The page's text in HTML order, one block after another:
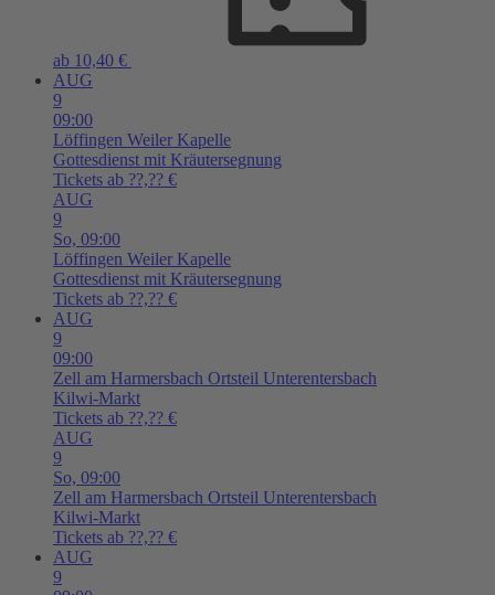
ab 10,40 €
AUG
9
09:00
Löffingen Weiler Kapelle
Gottesdienst mit Kräutersegnung
Tickets ab ??,?? €
AUG
9
So, 09:00
Löffingen Weiler Kapelle
Gottesdienst mit Kräutersegnung
Tickets ab ??,?? €
AUG
9
09:00
Zell am Harmersbach Ortsteil Unterentersbach
Kilwi-Markt
Tickets ab ??,?? €
AUG
9
So, 09:00
Zell am Harmersbach Ortsteil Unterentersbach
Kilwi-Markt
Tickets ab ??,?? €
AUG
9